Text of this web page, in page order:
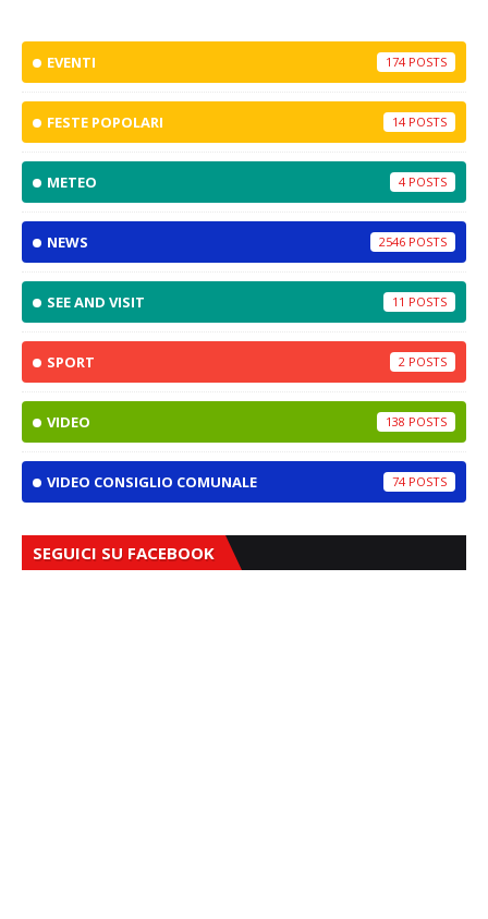
EVENTI 174
FESTE POPOLARI 14
METEO 4
NEWS 2546
SEE AND VISIT 11
SPORT 2
VIDEO 138
VIDEO CONSIGLIO COMUNALE 74
SEGUICI SU FACEBOOK